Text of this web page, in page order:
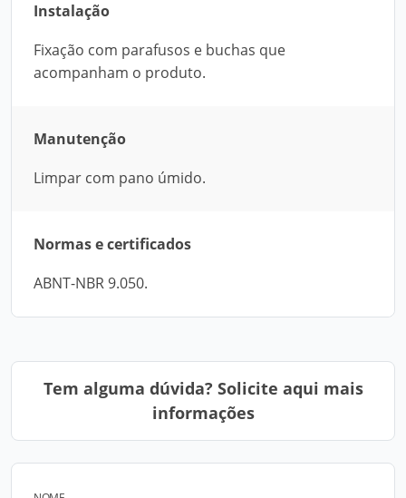
Instalação
Fixação com parafusos e buchas que
acompanham o produto.
Manutenção
Limpar com pano úmido.
Normas e certificados
ABNT-NBR 9.050.
Tem alguma dúvida? Solicite aqui mais
informações